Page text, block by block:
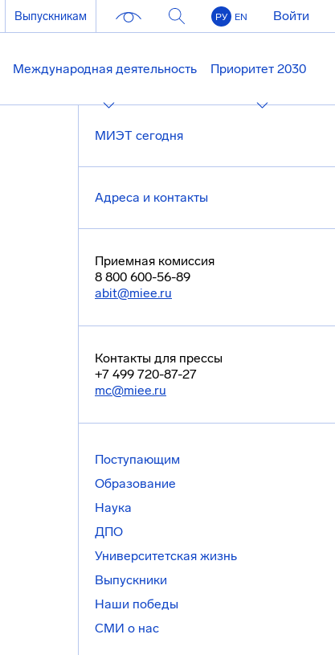
Выпускникам РУ EN Войти
Международная деятельность Приоритет 2030
МИЭТ сегодня
Адреса и контакты
Приемная комиссия
8 800 600-56-89
abit@miee.ru
Контакты для прессы
+7 499 720-87-27
mc@miee.ru
Поступающим
Образование
Наука
ДПО
Университетская жизнь
Выпускники
Наши победы
СМИ о нас